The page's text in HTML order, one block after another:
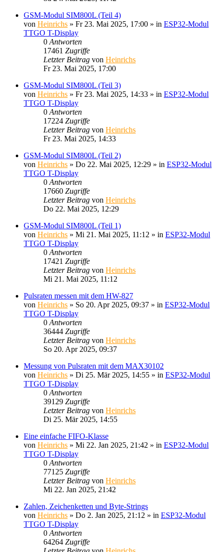
GSM-Modul SIM800L (Teil 4)
von Heinrichs » Fr 23. Mai 2025, 17:00 » in ESP32-Modul
TTGO T-Display
0 Antworten
17461 Zugriffe
Letzter Beitrag von Heinrichs
Fr 23. Mai 2025, 17:00
GSM-Modul SIM800L (Teil 3)
von Heinrichs » Fr 23. Mai 2025, 14:33 » in ESP32-Modul
TTGO T-Display
0 Antworten
17224 Zugriffe
Letzter Beitrag von Heinrichs
Fr 23. Mai 2025, 14:33
GSM-Modul SIM800L (Teil 2)
von Heinrichs » Do 22. Mai 2025, 12:29 » in ESP32-Modul
TTGO T-Display
0 Antworten
17660 Zugriffe
Letzter Beitrag von Heinrichs
Do 22. Mai 2025, 12:29
GSM-Modul SIM800L (Teil 1)
von Heinrichs » Mi 21. Mai 2025, 11:12 » in ESP32-Modul
TTGO T-Display
0 Antworten
17421 Zugriffe
Letzter Beitrag von Heinrichs
Mi 21. Mai 2025, 11:12
Pulsraten messen mit dem HW-827
von Heinrichs » So 20. Apr 2025, 09:37 » in ESP32-Modul
TTGO T-Display
0 Antworten
36444 Zugriffe
Letzter Beitrag von Heinrichs
So 20. Apr 2025, 09:37
Messung von Pulsraten mit dem MAX30102
von Heinrichs » Di 25. Mär 2025, 14:55 » in ESP32-Modul
TTGO T-Display
0 Antworten
39129 Zugriffe
Letzter Beitrag von Heinrichs
Di 25. Mär 2025, 14:55
Eine einfache FIFO-Klasse
von Heinrichs » Mi 22. Jan 2025, 21:42 » in ESP32-Modul
TTGO T-Display
0 Antworten
77125 Zugriffe
Letzter Beitrag von Heinrichs
Mi 22. Jan 2025, 21:42
Zahlen, Zeichenketten und Byte-Strings
von Heinrichs » Do 2. Jan 2025, 21:12 » in ESP32-Modul
TTGO T-Display
0 Antworten
64264 Zugriffe